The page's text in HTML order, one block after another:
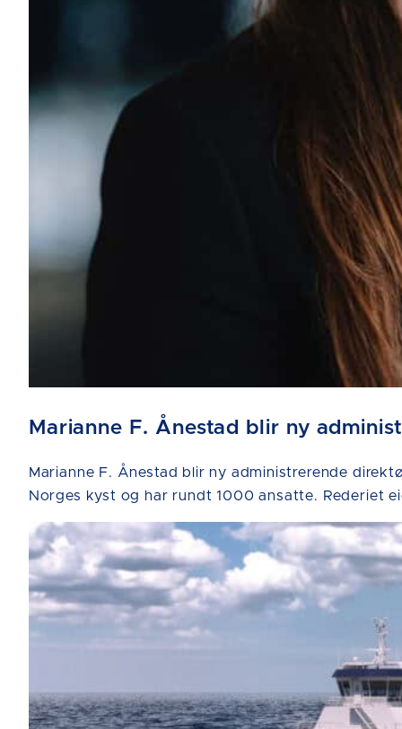
Marianne F. Ånestad blir ny
Marianne F. Ånestad blir ny administrerende
Norges kyst og har rundt 1000 ansatte. Rederiet